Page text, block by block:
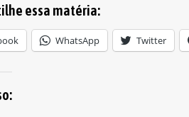
essa matéria:
WhatsApp Twitter